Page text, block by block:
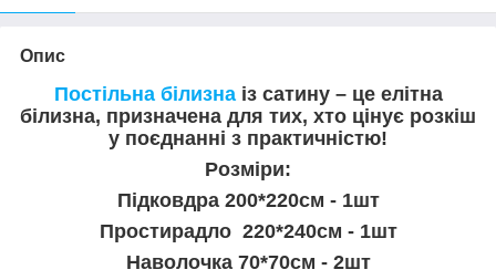
Опис
Постільна білизнаіз сатину – це елітна
білизна, призначена для тих, хто цінує розкіш
у поєднанні з практичністю!
Розміри:
Підковдра 200*220см - 1шт
Простирадло 220*240см - 1шт
Наволочка 70*70см - 2шт